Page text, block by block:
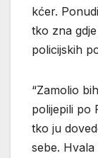
kćer.
tko zna
policijskih
“Zamolio
polijepili po
tko ju
sebe. Hvala